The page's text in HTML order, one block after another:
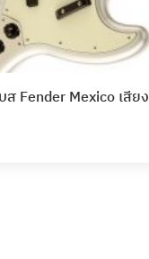
ส Fender Mexico เสีย